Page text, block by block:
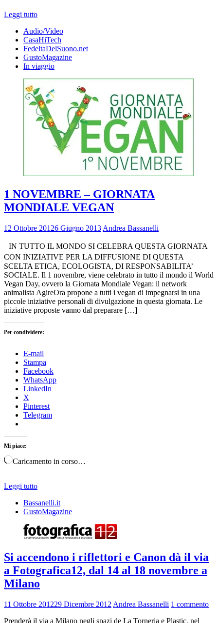
Leggi tutto
Audio/Video
CasaHiTech
FedeltaDelSuono.net
GustoMagazine
In viaggio
1 NOVEMBRE – GIORNATA
MONDIALE VEGAN
12 Ottobre 20126 Giugno 2013 Andrea Bassanelli
IN TUTTO IL MONDO SI CELEBRA QUESTA GIORNATA
CON INIZIATIVE PER LA DIFFUSIONE DI QUESTA
SCELTA ETICA, ECOLOGISTA, DI RESPONSABILITA’
SOCIALE. Il 1 novembre, viene celebrato in tutto il mondo il World
Vegan Day, ovvero la Giornata Mondiale Vegan: il network
animalista AgireOra propone a tutti i vegan di impegnarsi in una
piccole iniziative personali di divulgazione in questa giornata. Le
iniziative proposte vanno dal preparare […]
Per condividere:
E-mail
Stampa
Facebook
WhatsApp
LinkedIn
X
Pinterest
Telegram
Mi piace:
Caricamento in corso…
Leggi tutto
Bassanelli.it
GustoMagazine
Si accendono i riflettori e Canon dà il via
a Fotografica12, dal 14 al 18 novembre a
Milano
11 Ottobre 201229 Dicembre 2012 Andrea Bassanelli 1 commento
Prenderà il via a Milano negli spazi de La Torneria e Plastic, nel